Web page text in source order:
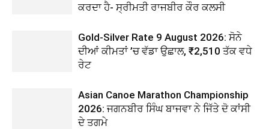
ਕਰਦਾ ਹੈ- ਸ੍ਰੀਮਤੀ ਰਾਜਬੀਰ ਕੌਰ ਕਲਸੀ
Gold-Silver Rate 9 August 2026: ਸੋਨੇ
ਦੀਆਂ ਕੀਮਤਾਂ ’ਚ ਵੱਡਾ ਉਛਾਲ, ₹2,510 ਤੱਕ ਵਧੇ
ਰੇਟ
Asian Canoe Marathon Championship
2026: ਜਗਨਬੀਰ ਸਿੰਘ ਬਾਜਵਾ ਨੇ ਜਿੱਤੇ ਦੋ ਕਾਂਸੀ
ਦੇ ਤਗਮੇ